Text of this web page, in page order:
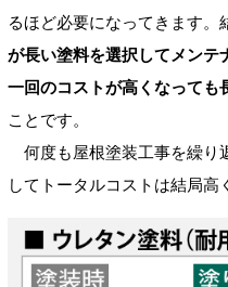
るほど必要になってきます。
が長い塗料を選択してメンテ
一回のコストが高くなっても
ことです。
何度も屋根塗装工事を繰り
してトータルコストは結局高